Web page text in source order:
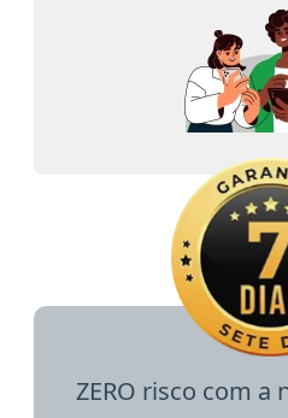
ZERO risco com a